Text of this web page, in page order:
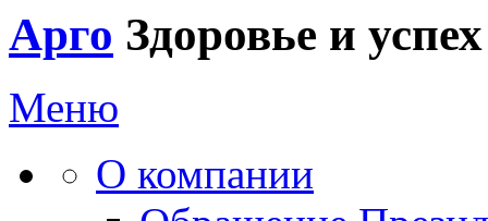
Арго Здоровье и успех
Меню
О компании